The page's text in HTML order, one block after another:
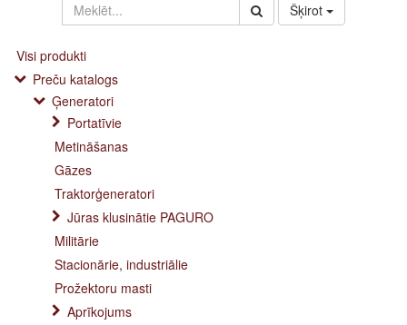
Šķirot
Visi produkti
Preču katalogs
Ģeneratori
Portatīvie
Metināšanas
Gāzes
Traktorģeneratori
Jūras klusinātie PAGURO
Militārie
Stacionārie, industriālie
Prožektoru masti
Aprīkojums